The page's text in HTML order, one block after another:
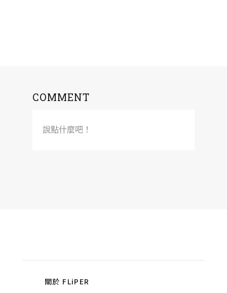
COMMENT
說點什麼吧！
關於 FLiPER